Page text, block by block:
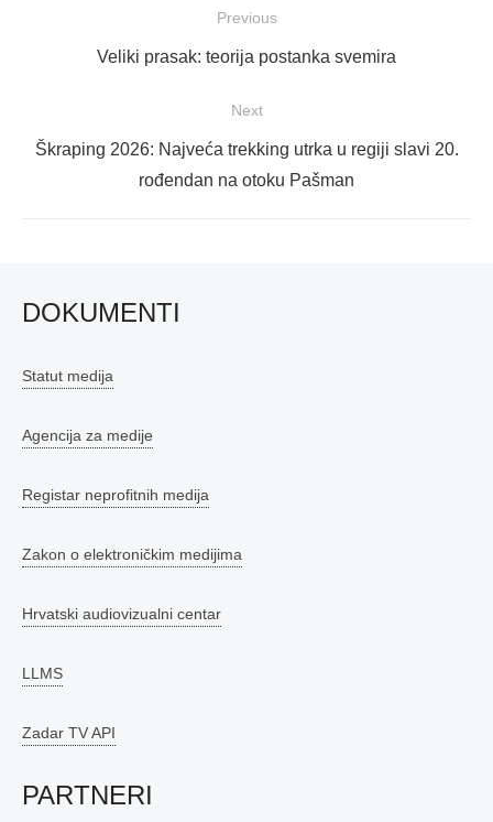
Previous
Previous
Veliki prasak: teorija postanka svemira
Next
Next
Škraping 2026: Najveća trekking utrka u regiji slavi 20.
rođendan na otoku Pašman
DOKUMENTI
Statut medija
Agencija za medije
Registar neprofitnih medija
Zakon o elektroničkim medijima
Hrvatski audiovizualni centar
LLMS
Zadar TV API
PARTNERI